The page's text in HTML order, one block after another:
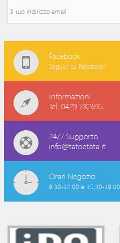
Facebook
Seguici su Facebook!
Informazioni
Tel: 0429 782695
24/7 Supporto
info@tatoetata.it
Orari Negozio
9:30-12:00 e 15:30-19:00